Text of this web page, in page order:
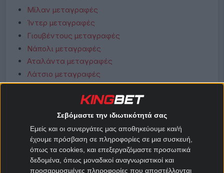
Σεβόμαστε την ιδιωτικότητά σας
Εμείς και οι συνεργάτες μας αποθηκεύουμε και/ή
έχουμε πρόσβαση σε πληροφορίες σε μια συσκευή,
όπως τα cookies, και επεξεργαζόμαστε προσωπικά
δεδομένα, όπως μοναδικοί αναγνωριστικοί και
προσαρμοσμένες πληροφορίες που αποστέλλονται
Μίλαν μεταγραφές
Ίντερ μεταγραφές
Γιουβέντους μεταγραφές
Νάπολι μεταγραφές
Αταλάντα μεταγραφές
Λάτσιο μεταγραφές
Ρόμα μεταγραφές
Φιορεντίνα μεταγραφές
Κόμο μεταγραφές
Μπολόνια μεταγραφές
Μεταγραφές Bundesliga